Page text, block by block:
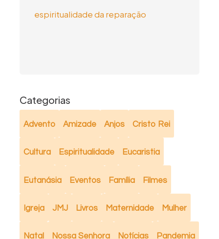
espiritualidade da reparação
Categorias
Advento Amizade Anjos Cristo Rei
Cultura Espiritualidade Eucaristia
Eutanásia Eventos Família Filmes
Igreja JMJ Livros Maternidade Mulher
Natal Nossa Senhora Notícias Pandemia